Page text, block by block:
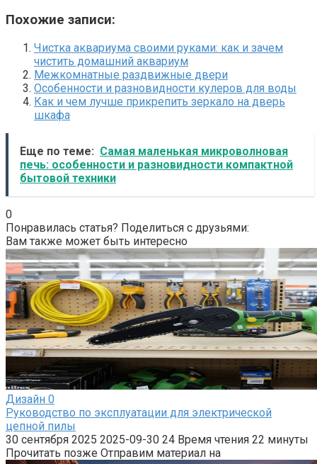
Похожие записи:
Чистка аквариума своими руками: как и зачем
чистить домашний аквариум
Межкомнатные раздвижные двери
Особенности и разновидности кулеров для воды
Как и чем лучше прикрепить зеркало на дверь
шкафа
Еще по теме: Самая маленькая микроволновая
печь: особенности и разновидности компактной
бытовой техники
0
Понравилась статья? Поделиться с друзьями:
Вам также может быть интересно
Дизайн 0
Руководство по эксплуатации для электрической
цепной пилы
30 сентября 2025 2025-09-30 24 Время чтения 22 минуты
Прочитать позже Отправим материал на